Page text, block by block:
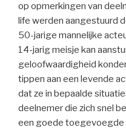
op opmerkingen van
life werden aangestuurd
50-jarige mannelijke
14-jarig meisje kan
geloofwaardigheid
tippen aan een levende
dat ze in bepaalde
deelnemer die zich snel
een goede toegevoegde